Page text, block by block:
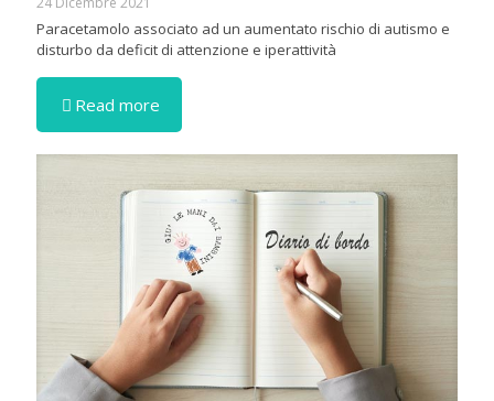
Paracetamolo associato ad un aumentato rischio di autismo e
disturbo da deficit di attenzione e iperattività
Read more